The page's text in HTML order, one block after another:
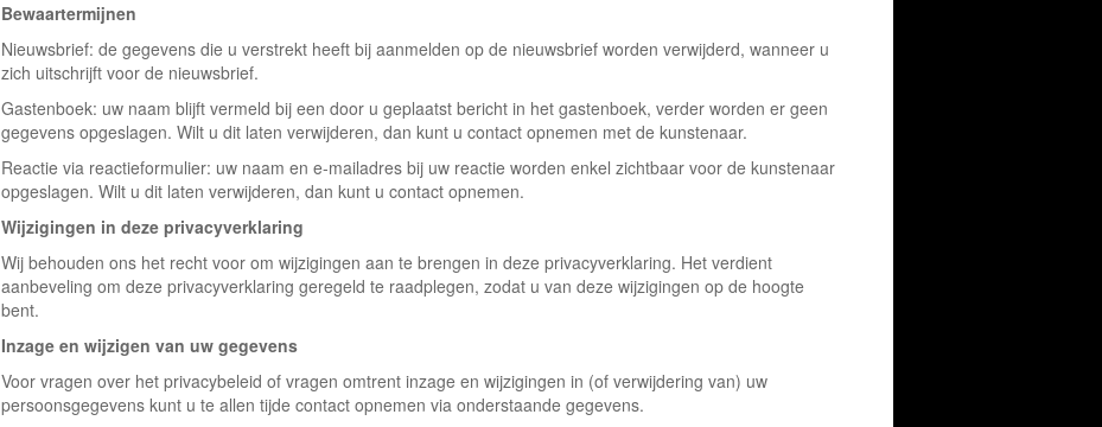
Bewaartermijnen
Nieuwsbrief: de gegevens die u verstrekt heeft bij aanmelden op de nieuwsbrief worden verwijderd, wanneer u
zich uitschrijft voor de nieuwsbrief.
Gastenboek: uw naam blijft vermeld bij een door u geplaatst bericht in het gastenboek, verder worden er geen
gegevens opgeslagen. Wilt u dit laten verwijderen, dan kunt u contact opnemen met de kunstenaar.
Reactie via reactieformulier: uw naam en e-mailadres bij uw reactie worden enkel zichtbaar voor de kunstenaar
opgeslagen. Wilt u dit laten verwijderen, dan kunt u contact opnemen.
Wijzigingen in deze privacyverklaring
Wij behouden ons het recht voor om wijzigingen aan te brengen in deze privacyverklaring. Het verdient
aanbeveling om deze privacyverklaring geregeld te raadplegen, zodat u van deze wijzigingen op de hoogte
bent.
Inzage en wijzigen van uw gegevens
Voor vragen over het privacybeleid of vragen omtrent inzage en wijzigingen in (of verwijdering van) uw
persoonsgegevens kunt u te allen tijde contact opnemen via onderstaande gegevens.